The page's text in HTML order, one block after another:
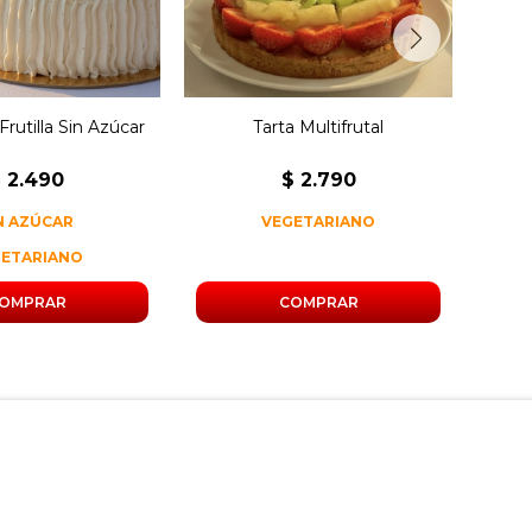
Sin Azúcar
2.490
AZÚCAR
Tarta Multifrutal
$ 2.790
VEGETARIANO